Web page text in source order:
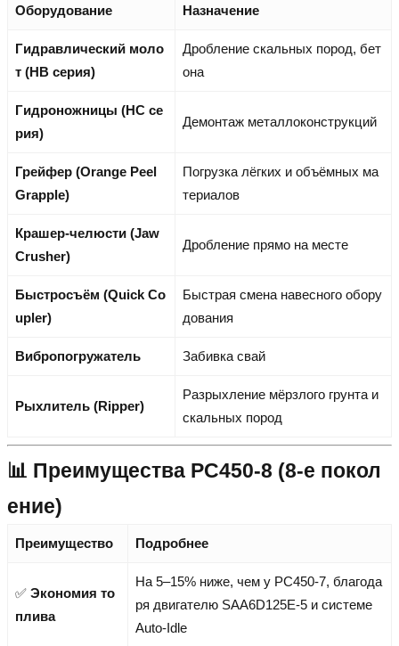
Оборудование Назначение
Гидравлический моло
т (HB серия)
Дробление скальных пород, бет
она
Гидроножницы (HC се
рия)
Демонтаж металлоконструкций
Грейфер (Orange Peel
Grapple)
Погрузка лёгких и объёмных ма
териалов
Крашер-челюсти (Jaw
Crusher)
Дробление прямо на месте
Быстросъём (Quick Co
upler)
Быстрая смена навесного обору
дования
Вибропогружатель Забивка свай
Рыхлитель (Ripper)
Разрыхление мёрзлого грунта и
скальных пород
📊 Преимущества PC450-8 (8-е покол
ение)
Преимущество Подробнее
✅ Экономия то
плива
На 5–15% ниже, чем у PC450-7, благода
ря двигателю SAA6D125E-5 и системе
Auto-Idle